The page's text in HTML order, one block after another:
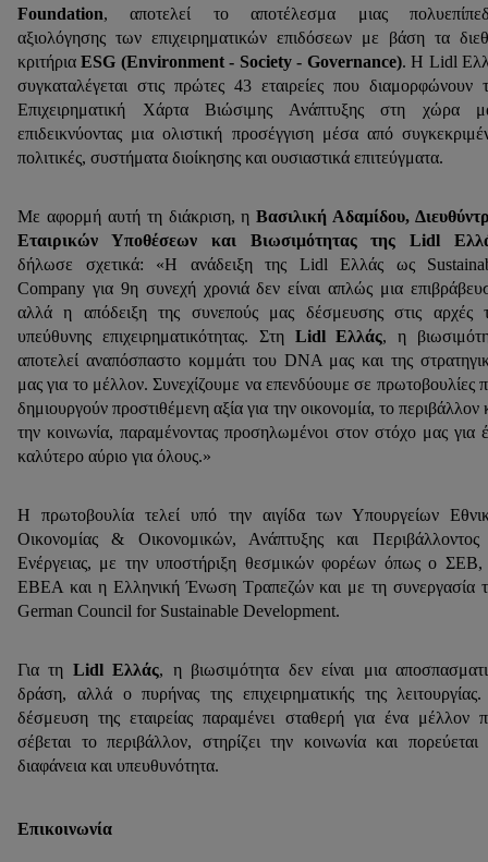
Foundation, αποτελεί το αποτέλεσμα μιας
αξιολόγησης των επιχειρηματικών επιδόσεων με βάση τα
κριτήριαESG (Environment - Society - Governance). Η Lidl
συγκαταλέγεται στις πρώτες 43 εταιρείες που διαμορφώνουν
Επιχειρηματική Χάρτα Βιώσιμης Ανάπτυξης στη χώρα
επιδεικνύοντας μια ολιστική προσέγγιση μέσα από
πολιτικές, συστήματα διοίκησης και ουσιαστικά επιτεύγματα.
Με αφορμή αυτή τη διάκριση, ηΒασιλική Αδαμίδου,
Εταιρικών Υποθέσεων και Βιωσιμότητας της Lidl
δήλωσε σχετικά: «Η ανάδειξη της Lidl Ελλάς ως
Company για 9η συνεχή χρονιά δεν είναι απλώς μια
αλλά η απόδειξη της συνεπούς μας δέσμευσης στις αρχές
υπεύθυνης επιχειρηματικότητας. Στη Lidl Ελλάς, η
αποτελεί αναπόσπαστο κομμάτι του DNA μας και της
μας για το μέλλον. Συνεχίζουμε να επενδύουμε σε πρωτοβουλίες
δημιουργούν προστιθέμενη αξία για την οικονομία, το περιβάλλον
την κοινωνία, παραμένοντας προσηλωμένοι στον στόχο μας για
καλύτερο αύριο για όλους.»
Η πρωτοβουλία τελεί υπό την αιγίδα των Υπουργείων
Οικονομίας & Οικονομικών, Ανάπτυξης και
Ενέργειας, με την υποστήριξη θεσμικών φορέων όπως ο ΣΕΒ,
ΕΒΕΑ και η Ελληνική Ένωση Τραπεζών και με τη συνεργασία
German Council for Sustainable Development.
Για τη Lidl Ελλάς, η βιωσιμότητα δεν είναι μια
δράση, αλλά ο πυρήνας της επιχειρηματικής της
δέσμευση της εταιρείας παραμένει σταθερή για ένα μέλλον
σέβεται το περιβάλλον, στηρίζει την κοινωνία και πορεύεται
διαφάνεια και υπευθυνότητα.
Επικοινωνία